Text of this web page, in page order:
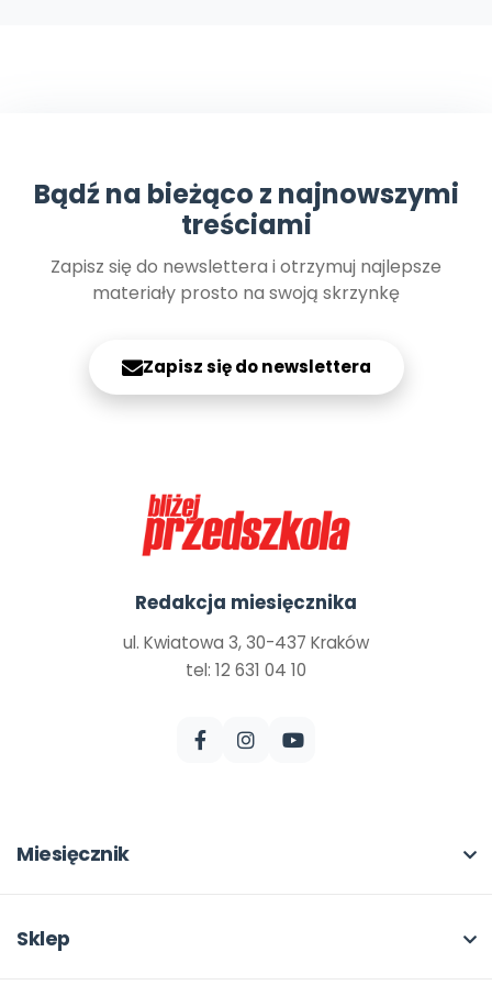
Bądź na bieżąco z najnowszymi
treściami
Zapisz się do newslettera i otrzymuj najlepsze
materiały prosto na swoją skrzynkę
Zapisz się do newslettera
Redakcja miesięcznika
ul. Kwiatowa 3, 30-437 Kraków
tel: 12 631 04 10
Miesięcznik
W numerze
Sklep